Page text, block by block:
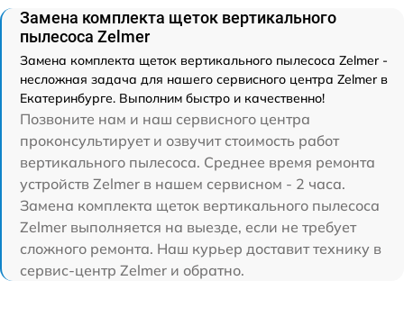
Замена комплекта щеток вертикального
пылесоса Zelmer
Замена комплекта щеток вертикального пылесоса Zelmer -
несложная задача для нашего сервисного центра Zelmer в
Екатеринбурге. Выполним быстро и качественно!
Позвоните нам и наш сервисного центра
проконсультирует и озвучит стоимость работ
вертикального пылесоса. Среднее время ремонта
устройств Zelmer в нашем сервисном - 2 часа.
Замена комплекта щеток вертикального пылесоса
Zelmer выполняется на выезде, если не требует
сложного ремонта. Наш курьер доставит технику в
сервис-центр Zelmer и обратно.